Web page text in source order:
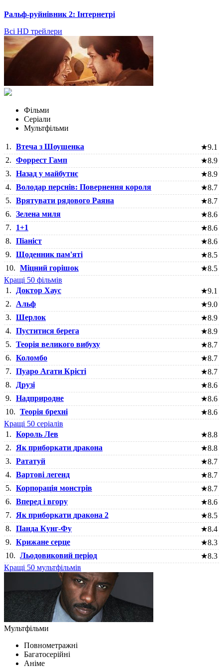
Ральф-руйнівник 2: Інтернетрі
Всі HD трейлери
Фільми
Серіали
Мультфільми
1. Втеча з Шоушенка ★9.1
2. Форрест Гамп ★8.9
3. Назад у майбутнє ★8.9
4. Володар перснів: Повернення короля ★8.7
5. Врятувати рядового Раяна ★8.7
6. Зелена миля ★8.6
7.
1+1 ★8.6
8. Піаніст ★8.6
9. Щоденник пам'яті ★8.5
10. Міцний горішок ★8.5
Кращі 50 фільмів
1.
Доктор Хаус ★9.1
2.
Альф ★9.0
3. Шерлок ★8.9
4. Пуститися берега ★8.9
5. Теорія великого вибуху ★8.7
6. Коломбо ★8.7
7. Пуаро Агати Крісті ★8.7
8.
Друзі ★8.6
9. Надприродне ★8.6
10. Теорія брехні ★8.6
Кращі 50 серіалів
1. Король Лев ★8.8
2.
Як приборкати дракона ★8.8
3. Рататуй ★8.7
4. Вартові легенд ★8.7
5. Корпорація монстрів ★8.7
6. Вперед і вгору ★8.6
7.
Як приборкати дракона 2 ★8.5
8. Панда Кунг-Фу ★8.4
9. Крижане серце ★8.3
10. Льодовиковий період ★8.3
Кращі 50 мультфільмів
Мультфільми
Повнометражні
Багатосерійні
Аніме